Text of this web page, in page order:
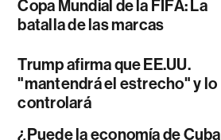
Copa Mundial de la FIFA: La
batalla de las marcas
Trump afirma que EE.UU.
"mantendrá el estrecho" y lo
controlará
¿Puede la economía de Cuba